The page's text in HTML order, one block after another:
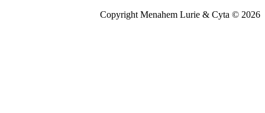
Copyright Menahem Lurie & Cyta © 2026